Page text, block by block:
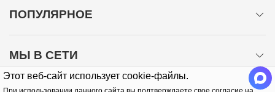
Этот веб-сайт использует cookie-файлы.
ПОПУЛЯРНОЕ
МЫ В СЕТИ